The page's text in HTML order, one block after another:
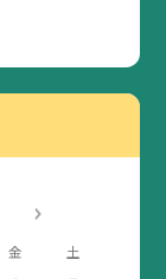
金 土